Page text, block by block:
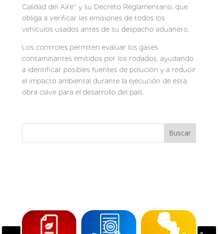
Calidad del Aire” y su Decreto Reglamentario, que
obliga a verificar las emisiones de todos los
vehículos usados antes de su despacho aduanero.
Los controles permiten evaluar los gases
contaminantes emitidos por los rodados, ayudando
a identificar posibles fuentes de polución y a reducir
el impacto ambiental durante la ejecución de esta
obra clave para el desarrollo del país.
Buscar